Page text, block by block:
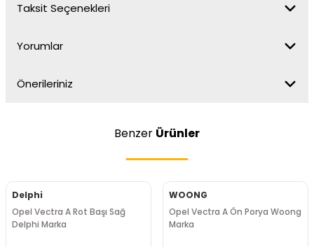
Taksit Seçenekleri
Yorumlar
Önerileriniz
Benzer Ürünler
Delphi
Opel Vectra A Rot Başı Sağ
Delphi Marka
WOONG
Opel Vectra A Ön Porya Woong
Marka